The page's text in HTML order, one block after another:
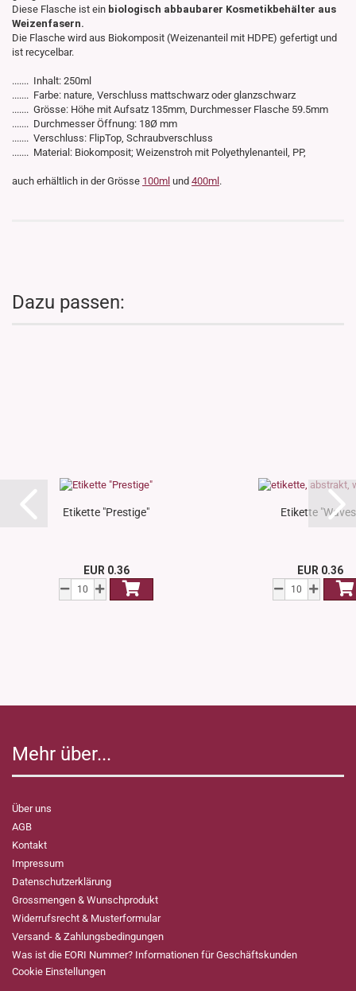
Diese Flasche ist ein biologisch abbaubarer Kosmetikbehälter aus
Weizenfasern.
Die Flasche wird aus Biokomposit (Weizenanteil mit HDPE) gefertigt und
ist recycelbar.
....... Inhalt: 250ml
....... Farbe: nature, Verschluss mattschwarz oder glanzschwarz
....... Grösse: Höhe mit Aufsatz 135mm, Durchmesser Flasche 59.5mm
....... Durchmesser Öffnung: 18Ø mm
....... Verschluss: FlipTop, Schraubverschluss
....... Material: Biokomposit; Weizenstroh mit Polyethylenanteil, PP,
auch erhältlich in der Grösse 100ml und 400ml .
Dazu passen:
Etikette "Prestige"
EUR 0.36
Etikette
EUR 0.36
Mehr über...
Über uns
AGB
Kontakt
Impressum
Datenschutzerklärung
Grossmengen & Wunschprodukt
Widerrufsrecht & Musterformular
Versand- & Zahlungsbedingungen
Was ist die EORI Nummer? Informationen für Geschäftskunden
Cookie Einstellungen